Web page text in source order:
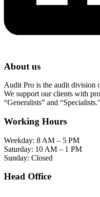
About us
Audit Pro is the audit
We support our clients with
“Generalists” and
Working Hours
Weekday: 8 AM – 5 PM
Saturday: 10 AM – 1 PM
Sunday: Closed
Head Office